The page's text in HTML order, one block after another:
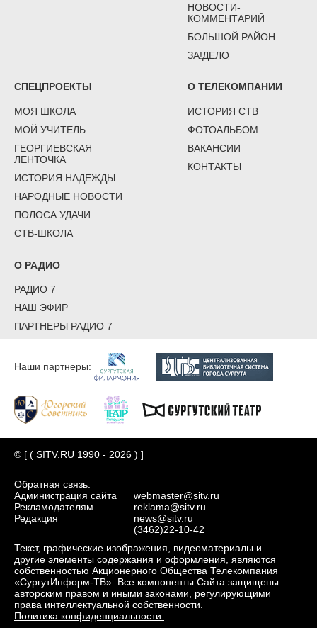
НОВОСТИ-
КОММЕНТАРИЙ
БОЛЬШОЙ РАЙОН
ЗА!ДЕЛО
СПЕЦПРОЕКТЫ
МОЯ ШКОЛА
МОЙ УЧИТЕЛЬ
ГЕОРГИЕВСКАЯ
ЛЕНТОЧКА
ИСТОРИЯ НАДЕЖДЫ
НАРОДНЫЕ НОВОСТИ
ПОЛОСА УДАЧИ
СТВ-ШКОЛА
О ТЕЛЕКОМПАНИИ
ИСТОРИЯ СТВ
ФОТОАЛЬБОМ
ВАКАНСИИ
КОНТАКТЫ
О РАДИО
РАДИО 7
НАШ ЭФИР
ПАРТНЕРЫ РАДИО 7
Наши партнеры:
© [ ( SITV.RU 1990 - 2026 ) ]
Обратная связь:
Администрация сайта
Рекламодателям
Редакция
webmaster@sitv.ru
reklama@sitv.ru
news@sitv.ru
(3462)22-10-42
Текст, графические изображения, видеоматериалы и
другие элементы содержания и оформления, являются
собственностью Акционерного Общества Телекомпания
«СургутИнформ-ТВ». Все компоненты Сайта защищены
авторским правом и иными законами, регулирующими
права интеллектуальной собственности.
Политика конфиденциальности.